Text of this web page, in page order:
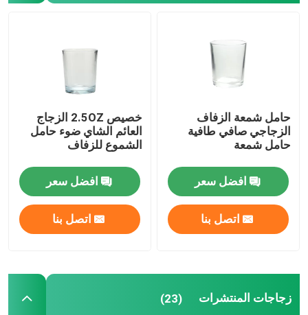
المنزل
حامل شمعة الزفاف
الزجاجي صافي طافية
حامل شمعة
افضل سعر
اتصل بنا
خصيص 2.5OZ الزجاج
العائم الشاي ضوء حامل
الشموع للزفاف
افضل سعر
اتصل بنا
زجاجات المنتشرات (23)